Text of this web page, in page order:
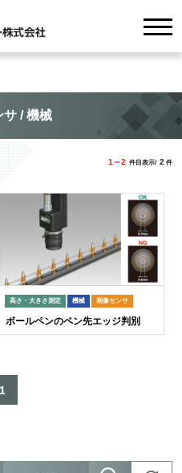
サ / 機械
1～2 件目表示/ 2 件
高さ・大きさ測定 機械 画像センサ
ボールペンのペン先エッジ判別
1